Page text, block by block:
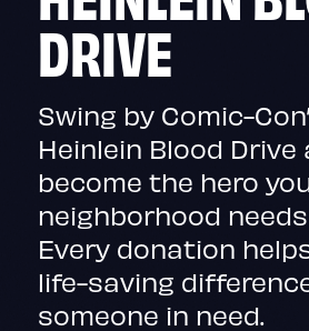
DRIVE
Swing by Comic-
Heinlein Blood Drive
become the hero
neighborhood
Every donation
life-saving
someone in need.